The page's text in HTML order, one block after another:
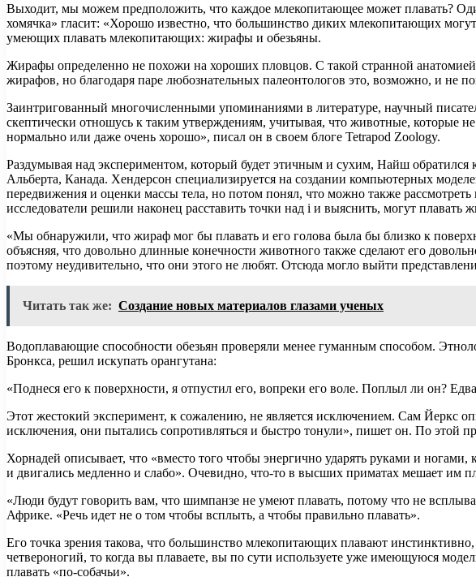
Выходит, мы можем предположить, что каждое млекопитающее может плавать?
хомячка» гласит: «Хорошо известно, что большинство диких млекопитающих
умеющих плавать млекопитающих: жирафы и обезьяны.
Жирафы определенно не похожи на хороших пловцов. С такой странной
жирафов, но благодаря паре любознательных палеонтологов это, возможно, и не
Заинтригованный многочисленными упоминаниями в литературе, научный
скептически отношусь к таким утверждениям, учитывая, что животные, которые
нормально или даже очень хорошо», писал он в своем блоге Tetrapod Zoology.
Раздумывая над экспериментом, который будет этичным и сухим, Найш обратился
Альберта, Канада. Хендерсон специализируется на создании компьютерных
передвижения и оценки массы тела, но потом понял, что можно также
исследователи решили наконец расставить точки над i и выяснить, могут плавать
«Мы обнаружили, что жираф мог бы плавать и его голова была бы близко к
объясняя, что довольно длинные конечности животного также сделают его
поэтому неудивительно, что они этого не любят. Отсюда могло выйти
Читать так же: Создание новых материалов глазами ученых
Водоплавающие способности обезьян проверяли менее гуманным способом.
Бронкса, решил искупать орангутана:
«Поднеся его к поверхности, я отпустил его, вопреки его воле. Поплыл ли он?
Этот жестокий эксперимент, к сожалению, не является исключением. Сам Йеркс
исключения, они пытались сопротивляться и быстро тонули», пишет он. По этой
Хорнадей описывает, что «вместо того чтобы энергично ударять руками и
и двигались медленно и слабо». Очевидно, что-то в высших приматах мешает им
«Люди будут говорить вам, что шимпанзе не умеют плавать, потому что не
Африке. «Речь идет не о том чтобы всплыть, а чтобы правильно плавать».
Его точка зрения такова, что большинство млекопитающих плавают
четвероногий, то когда вы плаваете, вы по сути используете уже имеющуюся
плавать «по-собачьи».